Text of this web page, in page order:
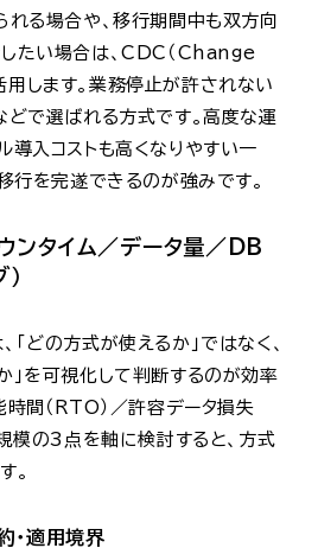
れる場合や、移行期間中も双方向
たい場合は、CDC（Change
します。業務停止が許されない
どで選ばれる方式です。高度な運
導入コストも高くなりやすい一
行を完遂できるのが強みです。
ンタイム／データ量／DB
どの方式が使えるか」ではなく、
」を可視化して判断するのが効率
時間（RTO）／許容データ損失
模の3点を軸に検討すると、方式
。
・適用境界